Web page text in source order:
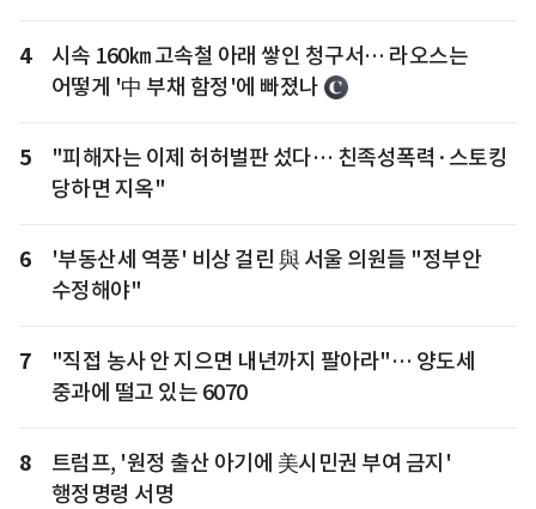
4
시속 160㎞ 고속철 아래 쌓인 청구서… 라오스는
어떻게 '中 부채 함정'에 빠졌나
5
"피해자는 이제 허허벌판 섰다… 친족성폭력·스토킹
당하면 지옥"
6
'부동산세 역풍' 비상 걸린 與 서울 의원들 "정부안
수정해야"
7
"직접 농사 안 지으면 내년까지 팔아라"… 양도세
중과에 떨고 있는 6070
8
트럼프, '원정 출산 아기에 美시민권 부여 금지'
행정명령 서명